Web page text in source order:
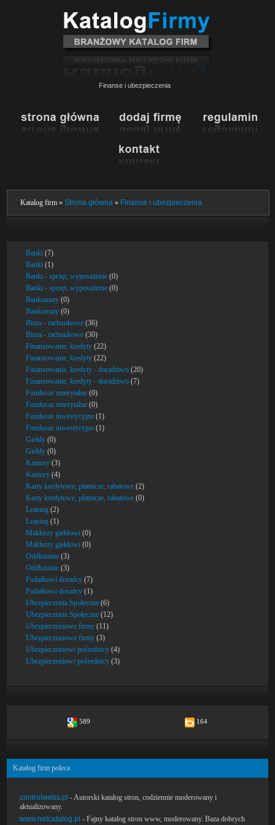
Finanse i ubezpieczenia
Katalog firm »Strona główna » Finanse i ubezpieczenia
Banki (7)
Banki (1)
Banki - sprzęt, wyposażenie (0)
Banki - sprzęt, wyposażenie (0)
Bankomaty (0)
Bankomaty (0)
Biura - rachunkowe (36)
Biura - rachunkowe (30)
Finansowanie, kredyty (22)
Finansowanie, kredyty (22)
Finansowanie, kredyty - doradztwo (20)
Finansowanie, kredyty - doradztwo (7)
Fundusze emerytalne (0)
Fundusze emerytalne (0)
Fundusze inwestycyjne (1)
Fundusze inwestycyjne (1)
Giełdy (0)
Giełdy (0)
Kantory (3)
Kantory (4)
Karty kredytowe, płatnicze, rabatowe (2)
Karty kredytowe, płatnicze, rabatowe (0)
Leasing (2)
Leasing (1)
Maklerzy giełdowi (0)
Maklerzy giełdowi (0)
Oddłużanie (3)
Oddłużanie (3)
Podatkowi doradcy (7)
Podatkowi doradcy (1)
Ubezpieczenia Społeczne (6)
Ubezpieczenia Społeczne (12)
Ubezpieczeniowe firmy (11)
Ubezpieczeniowe firmy (3)
Ubezpieczeniowi pośrednicy (4)
Ubezpieczeniowi pośrednicy (3)
589 164
Katalog firm poleca
controlwebs.pl - Autorski katalog stron, codziennie moderowany i
aktualizowany.
www.netcatalog.pl - Fajny katalog stron www, moderowany. Baza dobrych